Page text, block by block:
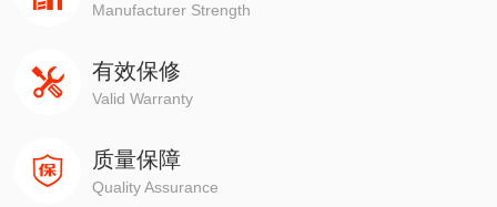
Manufacturer Strength
有效保修
Valid Warranty
质量保障
Quality Assurance